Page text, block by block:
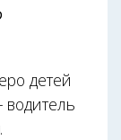
детей